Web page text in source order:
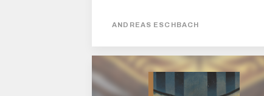
implacablement... jusqu'au final dévastateur
simplement exceptionnel !
ANDREAS ESCHBACH